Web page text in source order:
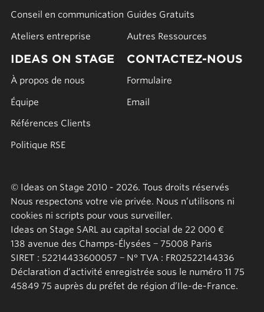
Conseil en communication
Ateliers entreprise
Guides Gratuits
Autres Ressources
IDEAS ON STAGE
À propos de nous
Équipe
Références Clients
Politique RSE
CONTACTEZ-NOUS
Formulaire
Email
© Ideas on Stage 2010 - 2026. Tous droits réservés
Nous respectons votre vie privée. Nous n’utilisons ni
cookies ni scripts pour vous surveiller.
Ideas on Stage SARL au capital social de 22 000 €
138 avenue des Champs-Élysées − 75008 Paris
SIRET : 52214433600057 − N° TVA : FR02522144336
Déclaration d’activité enregistrée sous le numéro 11 75
45849 75 auprès du préfet de région d’Ile-de-France.